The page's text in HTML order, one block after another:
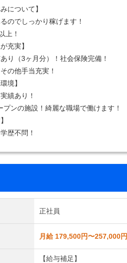
について】
のでしっかり稼げます！
上！
充実】
り（3ヶ月分）！社会保険完備！
の他手当充実！
境】
績あり！
プンの施設！綺麗な職場で働けます！
歴不問！
正社員
月給 179,500円〜257,000円
【給与補足】